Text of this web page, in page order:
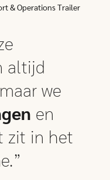
& Operations Trailer
altijd
we
en
zit in het